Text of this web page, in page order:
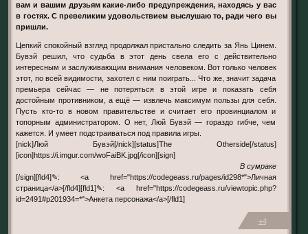
вам и вашим друзьям какие-либо предупреждения, находясь у вас
в гостях. С превеликим удовольствием выслушаю то, ради чего вы
пришли.
Цепкий спокойный взгляд продолжал пристально следить за Янь Цинем.
Бувэй решил, что судьба в этот день свела его с действительно
интересным и заслуживающим внимания человеком. Вот только человек
этот, по всей видимости, захотел с ним поиграть... Что же, значит задача
премьера сейчас — не потеряться в этой игре и показать себя
достойным противником, а ещё — извлечь максимум пользы для себя.
Пусть кто-то в новом правительстве и считает его провинциалом и
топорным администратором. О нет, Люй Бувэй — гораздо гибче, чем
кажется. И умеет подстраиваться под правила игры.
[nick]Люй Бувэй[/nick][status]The Otherside[/status]
[icon]https://i.imgur.com/woFaiBK.jpg[/icon][sign]
В сумраке
[/sign][fld4]✎: <a href="https://codegeass.ru/pages/id298*">Личная
страница</a>[/fld4][fld1]✎: <a href="https://codegeass.ru/viewtopic.php?
id=2491#p201934=*">Анкета персонажа</a>[/fld1]
+4